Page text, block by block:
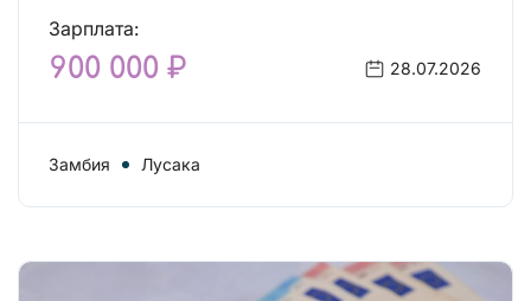
Зарплата:
900 000 ₽ 28.07.2026
Замбия Лусака